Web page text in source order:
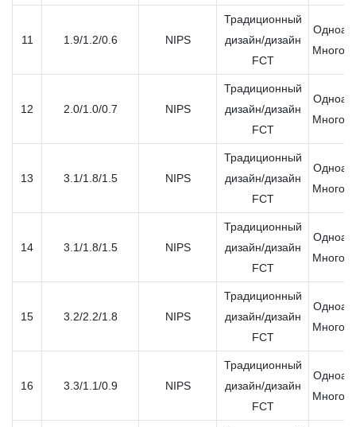
11 1.9/1.2/0.6 NIPS
Традиционный
дизайн/дизайн
FCT
12 2.0/1.0/0.7 NIPS
Традиционный
дизайн/дизайн
FCT
13 3.1/1.8/1.5 NIPS
Традиционный
дизайн/дизайн
FCT
14 3.1/1.8/1.5 NIPS
Традиционный
дизайн/дизайн
FCT
15 3.2/2.2/1.8 NIPS
Традиционный
дизайн/дизайн
FCT
16 3.3/1.1/0.9 NIPS
Традиционный
дизайн/дизайн
FCT